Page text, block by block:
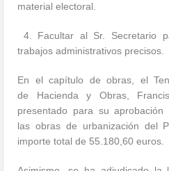
material electoral.
4. Facultar al Sr. Secretario
trabajos administrativos precisos.
En el capítulo de obras, el
de Hacienda y Obras,
presentado para su
las obras de urbanización del
importe total de 55.180,60 euros.